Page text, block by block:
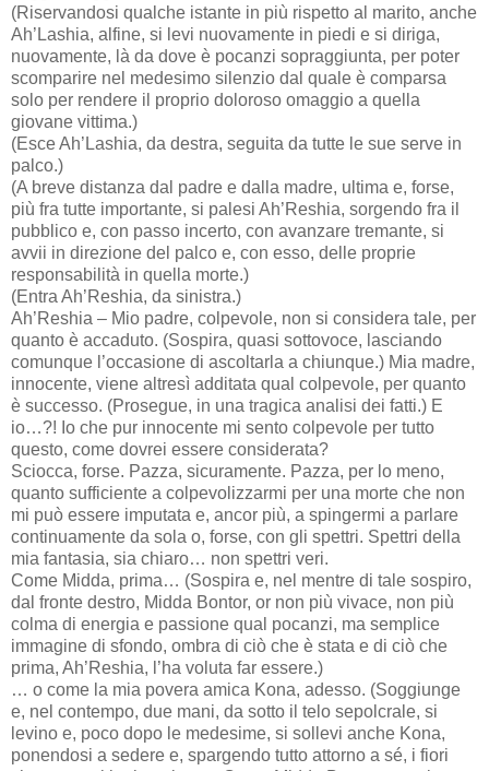
(Riservandosi qualche istante in più rispetto al marito, anche
Ah’Lashia, alfine, si levi nuovamente in piedi e si diriga,
nuovamente, là da dove è pocanzi sopraggiunta, per poter
scomparire nel medesimo silenzio dal quale è comparsa
solo per rendere il proprio doloroso omaggio a quella
giovane vittima.)
(Esce Ah’Lashia, da destra, seguita da tutte le sue serve in
palco.)
(A breve distanza dal padre e dalla madre, ultima e, forse,
più fra tutte importante, si palesi Ah’Reshia, sorgendo fra il
pubblico e, con passo incerto, con avanzare tremante, si
avvii in direzione del palco e, con esso, delle proprie
responsabilità in quella morte.)
(Entra Ah’Reshia, da sinistra.)
Ah’Reshia – Mio padre, colpevole, non si considera tale, per
quanto è accaduto. (Sospira, quasi sottovoce, lasciando
comunque l’occasione di ascoltarla a chiunque.) Mia madre,
innocente, viene altresì additata qual colpevole, per quanto
è successo. (Prosegue, in una tragica analisi dei fatti.) E
io…?! Io che pur innocente mi sento colpevole per tutto
questo, come dovrei essere considerata?
Sciocca, forse. Pazza, sicuramente. Pazza, per lo meno,
quanto sufficiente a colpevolizzarmi per una morte che non
mi può essere imputata e, ancor più, a spingermi a parlare
continuamente da sola o, forse, con gli spettri. Spettri della
mia fantasia, sia chiaro… non spettri veri.
Come Midda, prima… (Sospira e, nel mentre di tale sospiro,
dal fronte destro, Midda Bontor, or non più vivace, non più
colma di energia e passione qual pocanzi, ma semplice
immagine di sfondo, ombra di ciò che è stata e di ciò che
prima, Ah’Reshia, l’ha voluta far essere.)
… o come la mia povera amica Kona, adesso. (Soggiunge
e, nel contempo, due mani, da sotto il telo sepolcrale, si
levino e, poco dopo le medesime, si sollevi anche Kona,
ponendosi a sedere e, spargendo tutto attorno a sé, i fiori